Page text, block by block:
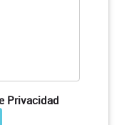
Privacidad